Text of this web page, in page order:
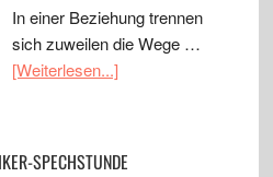
In einer Beziehung trennen
sich zuweilen die Wege …
[Weiterlesen...]
SPECHSTUNDE